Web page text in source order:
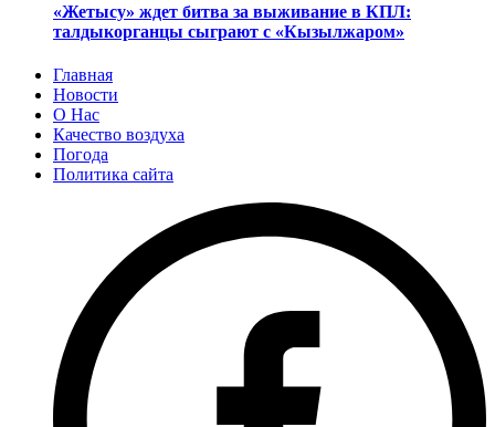
«Жетысу» ждет битва за выживание в КПЛ:
талдыкорганцы сыграют с «Кызылжаром»
Главная
Новости
О Нас
Качество воздуха
Погода
Политика сайта